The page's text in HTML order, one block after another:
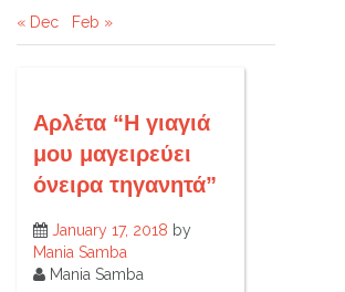
« Dec Feb »
Αρλέτα “Η γιαγιά
μου μαγειρεύει
όνειρα τηγανητά”
January 17, 2018 by
Mania Samba
Mania Samba